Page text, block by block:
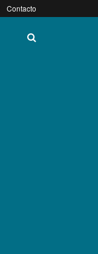
Contacto